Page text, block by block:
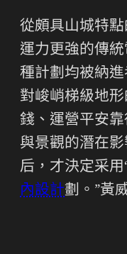
從頗具山城特
運力更強的傳
種計劃均被納進
對峻峭梯級地
錢、運營平安
與景觀的潛在影
后，才決定采用
內設計劃。”黃